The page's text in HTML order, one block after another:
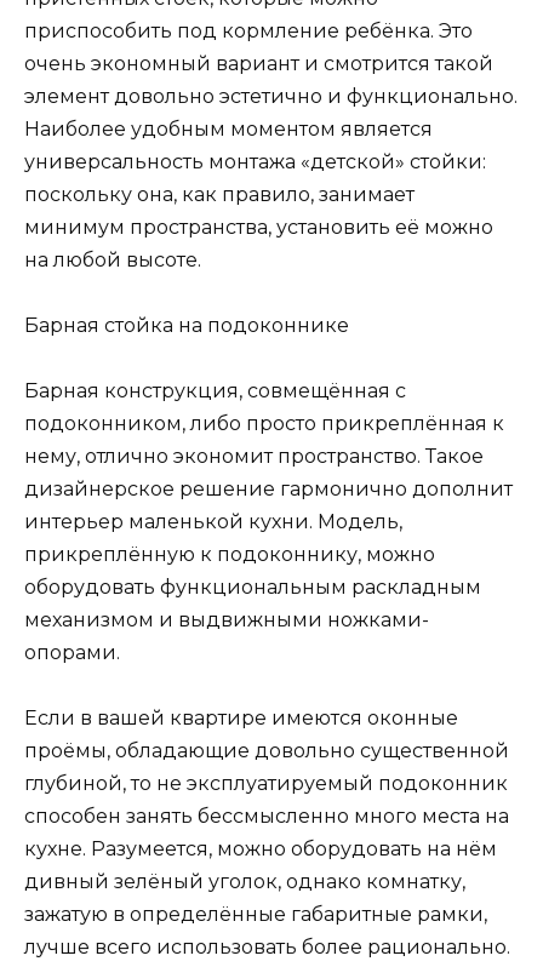
приспособить под кормление ребёнка. Это
очень экономный вариант и смотрится такой
элемент довольно эстетично и функционально.
Наиболее удобным моментом является
универсальность монтажа «детской» стойки:
поскольку она, как правило, занимает
минимум пространства, установить её можно
на любой высоте.
Барная стойка на подоконнике
Барная конструкция, совмещённая с
подоконником, либо просто прикреплённая к
нему, отлично экономит пространство. Такое
дизайнерское решение гармонично дополнит
интерьер маленькой кухни. Модель,
прикреплённую к подоконнику, можно
оборудовать функциональным раскладным
механизмом и выдвижными ножками-
опорами.
Если в вашей квартире имеются оконные
проёмы, обладающие довольно существенной
глубиной, то не эксплуатируемый подоконник
способен занять бессмысленно много места на
кухне. Разумеется, можно оборудовать на нём
дивный зелёный уголок, однако комнатку,
зажатую в определённые габаритные рамки,
лучше всего использовать более рационально.